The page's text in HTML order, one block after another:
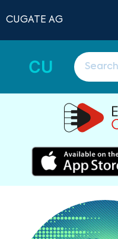
CUGATE AG
CU